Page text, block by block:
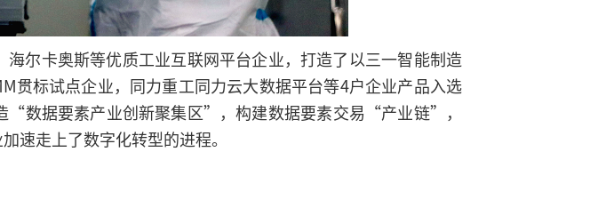
尔卡奥斯等优质工业互联网平台企业，打造了以三一智能制造
标试点企业，同力重工同力云大数据平台等4户企业产品入选
“数据要素产业创新聚集区”，构建数据要素交易“产业链”，
速走上了数字化转型的进程。